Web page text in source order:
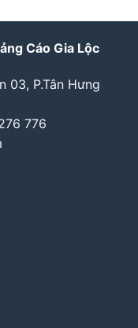
Cáo Gia Lộc
03, P.Tân Hưng
776